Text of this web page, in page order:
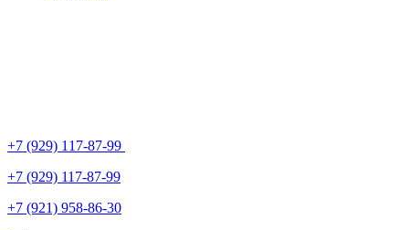
+7 (929) 117-87-99
+7 (929) 117-87-99
+7 (921) 958-86-30